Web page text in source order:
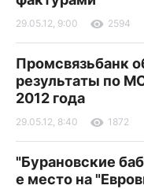
29.05.12, 9:00 2594
Промсвязьбанк
результаты по
2012 года
29.05.12, 8:40 1872
"Бурановские
е место на